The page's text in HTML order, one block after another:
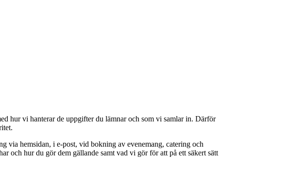
hur vi hanterar de uppgifter du lämnar och som vi samlar in. Därför
via hemsidan, i e-post, vid bokning av evenemang, catering och
och hur du gör dem gällande samt vad vi gör för att på ett säkert sätt